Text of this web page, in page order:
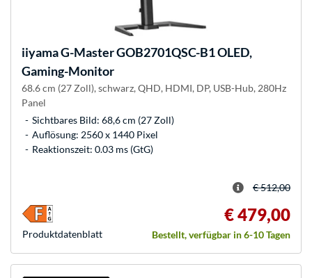
iiyamaG-Master GOB2701QSC-B1 OLED,
Gaming-Monitor
68.6 cm (27 Zoll), schwarz, QHD, HDMI, DP, USB-Hub, 280Hz
Panel
Sichtbares Bild: 68,6 cm (27 Zoll)
Auflösung: 2560 x 1440 Pixel
Reaktionszeit: 0.03 ms (GtG)
€ 512,00
€ 479,00
Bestellt, verfügbar in 6-10 Tagen
Produkt­datenblatt